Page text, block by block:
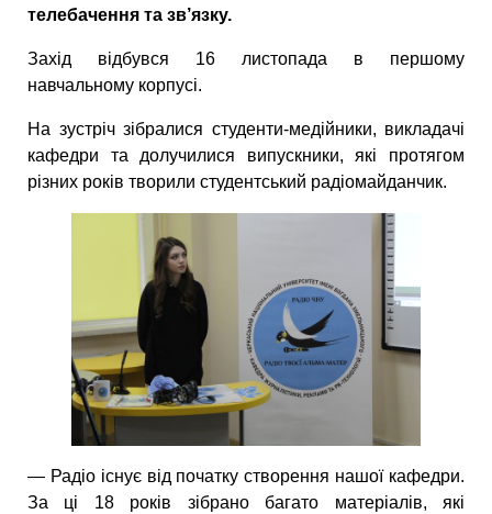
телебачення та зв’язку.
Захід відбувся 16 листопада в першому
навчальному корпусі.
На зустріч зібралися студенти-медійники, викладачі
кафедри та долучилися випускники, які протягом
різних років творили студентський радіомайданчик.
— Радіо існує від початку створення нашої кафедри.
За ці 18 років зібрано багато матеріалів, які